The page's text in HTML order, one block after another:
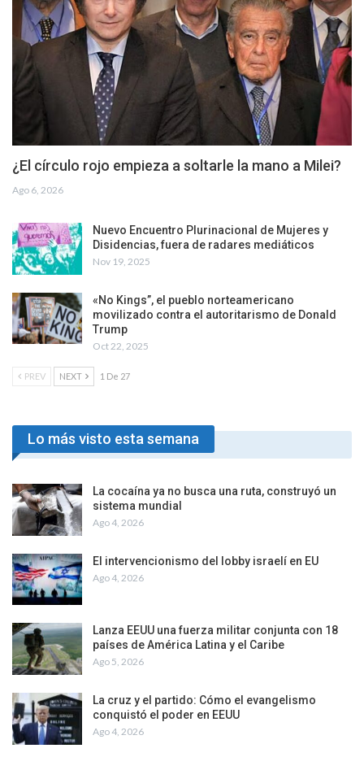
¿El círculo rojo empieza a soltarle la mano a Milei?
Ago 6, 2026
Nuevo Encuentro Plurinacional de Mujeres y
Disidencias, fuera de radares mediáticos
Nov 19, 2025
«No Kings”, el pueblo norteamericano
movilizado contra el autoritarismo de Donald
Trump
Oct 22, 2025
PREV NEXT 1 De 27
Lo más visto esta semana
La cocaína ya no busca una ruta, construyó un
sistema mundial
Ago 4, 2026
El intervencionismo del lobby israelí en EU
Ago 4, 2026
Lanza EEUU una fuerza militar conjunta con 18
países de América Latina y el Caribe
Ago 5, 2026
La cruz y el partido: Cómo el evangelismo
conquistó el poder en EEUU
Ago 4, 2026